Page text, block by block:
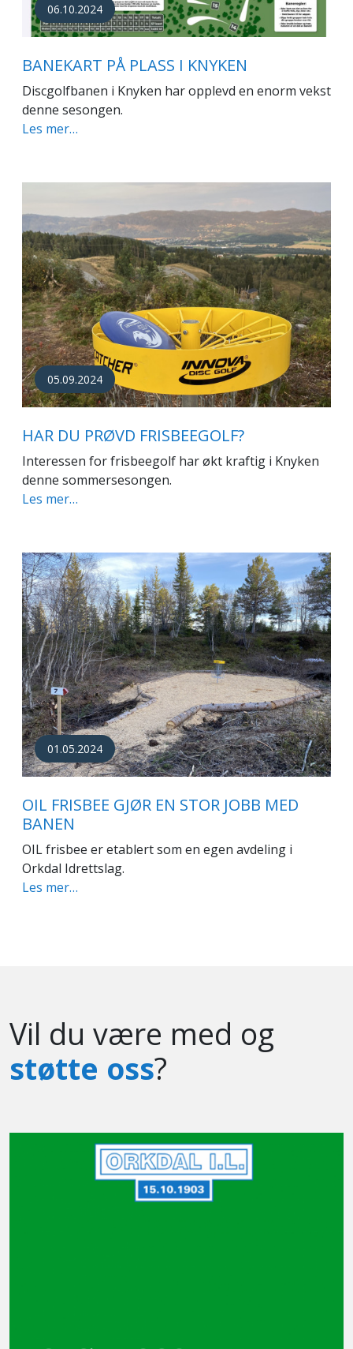
06.10.2024
BANEKART PÅ PLASS I KNYKEN
Discgolfbanen i Knyken har opplevd en enorm vekst
denne sesongen.
Les mer…
05.09.2024
HAR DU PRØVD FRISBEEGOLF?
Interessen for frisbeegolf har økt kraftig i Knyken
denne sommersesongen.
Les mer…
01.05.2024
OIL FRISBEE GJØR EN STOR JOBB MED
BANEN
OIL frisbee er etablert som en egen avdeling i
Orkdal Idrettslag.
Les mer…
Vil du være med og
støtte oss?